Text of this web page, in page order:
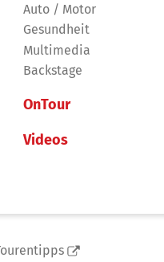
Auto / Motor
Gesundheit
Multimedia
Backstage
OnTour
Videos